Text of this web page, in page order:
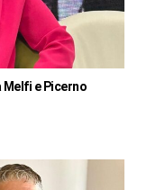
Melfi e Picerno